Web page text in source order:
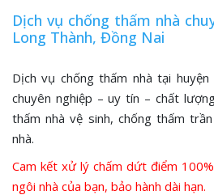
Dịch vụ chống thấm nhà
Long Thành, Đồng Nai
Dịch vụ chống thấm nhà tại
chuyên nghiệp – uy tín – chất
thấm nhà vệ sinh, chống thấm
nhà.
Cam kết xử lý chấm dứt điểm
ngôi nhà của bạn, bảo hành dài hạn.